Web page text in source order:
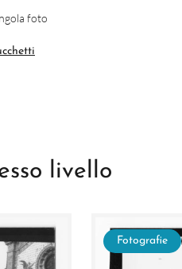
foto
livello
Fotografie